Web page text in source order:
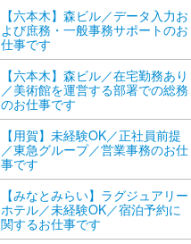
【六本木】森ビル／データ入力お
よび庶務・一般事務サポートのお
仕事です
【六本木】森ビル／在宅勤務あり
／美術館を運営する部署での総務
のお仕事です
【用賀】未経験OK／正社員前提
／東急グループ／営業事務のお仕
事です
【みなとみらい】ラグジュアリー
ホテル／未経験OK／宿泊予約に
関するお仕事です